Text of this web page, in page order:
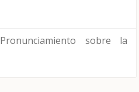
Pronunciamiento sobre la